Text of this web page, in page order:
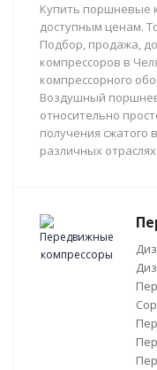
Купить поршневые
доступным ценам.
Подбор, продажа,
компрессоров в
компрессорного
Воздушный
относительно
получения сжатого
различных